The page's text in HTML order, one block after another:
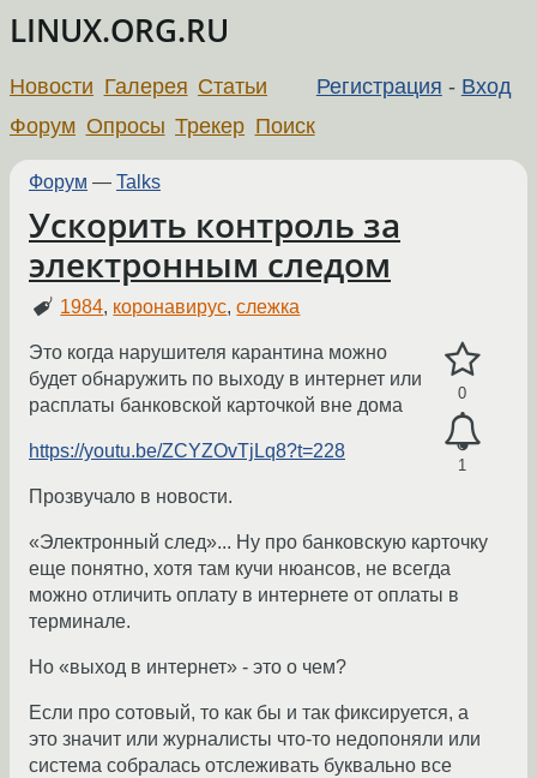
LINUX.ORG.RU
Регистрация - Вход
Новости Галерея Статьи
Форум Опросы Трекер Поиск
Форум — Talks
Ускорить контроль за
электронным следом
1984, коронавирус,слежка
0
1
Это когда нарушителя карантина можно
будет обнаружить по выходу в интернет или
расплаты банковской карточкой вне дома
https://youtu.be/ZCYZOvTjLq8?t=228
Прозвучало в новости.
«Электронный след»... Ну про банковскую карточку
еще понятно, хотя там кучи нюансов, не всегда
можно отличить оплату в интернете от оплаты в
терминале.
Но «выход в интернет» - это о чем?
Если про сотовый, то как бы и так фиксируется, а
это значит или журналисты что-то недопоняли или
система собралась отслеживать буквально все